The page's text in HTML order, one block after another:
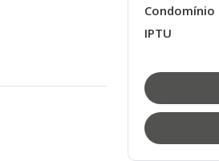
Condomínio
IPTU